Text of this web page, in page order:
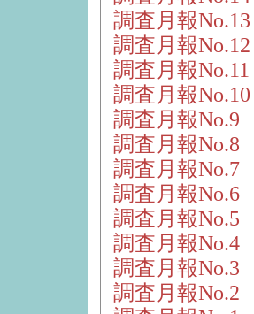
調査月報
調査月報
調査月報
調査月報
調査月報No.9
調査月報No.8
調査月報No.7
調査月報No.6
調査月報No.5
調査月報No.4
調査月報No.3
調査月報No.2